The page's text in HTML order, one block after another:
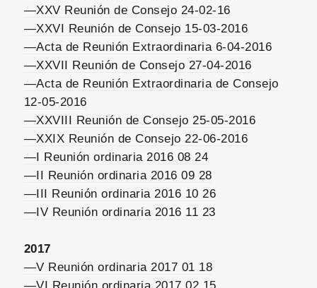
—XXV Reunión de Consejo 24-02-16
—XXVI Reunión de Consejo 15-03-2016
—Acta de Reunión Extraordinaria 6-04-2016
—XXVII Reunión de Consejo 27-04-2016
—Acta de Reunión Extraordinaria de Consejo
12-05-2016
—XXVIII Reunión de Consejo 25-05-2016
—XXIX Reunión de Consejo 22-06-2016
—I Reunión ordinaria 2016 08 24
—II Reunión ordinaria 2016 09 28
—III Reunión ordinaria 2016 10 26
—IV Reunión ordinaria 2016 11 23
2017
—V Reunión ordinaria 2017 01 18